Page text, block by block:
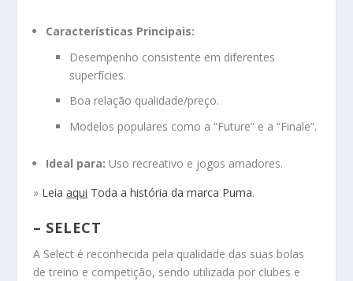
Características Principais:
Desempenho consistente em diferentes
superfícies.
Boa relação qualidade/preço.
Modelos populares como a “Future” e a “Finale”.
Ideal para: Uso recreativo e jogos amadores.
» Leiaaqui Toda a história da marca Puma.
– SELECT
A Select é reconhecida pela qualidade das suas bolas
de treino e competição, sendo utilizada por clubes e